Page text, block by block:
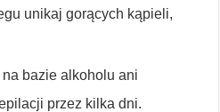
unikaj gorących kąpieli,
bazie alkoholu ani
przez kilka dni.